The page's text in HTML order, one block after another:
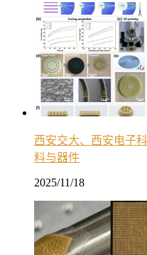
西安交大、西安电子
料与器件
2025/11/18